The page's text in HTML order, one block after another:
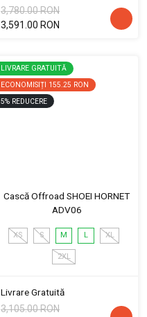
3,780.00 RON
3,591.00 RON
LIVRARE GRATUITĂ
ECONOMISIȚI 155.25 RON
5% REDUCERE
Cască Offroad SHOEI HORNET
ADV06
XS S M L XL
2XL
Livrare Gratuită
3,105.00 RON